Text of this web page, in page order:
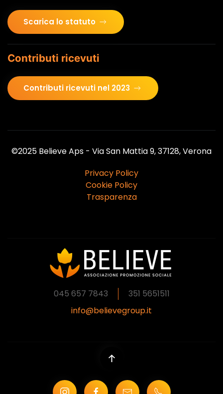
Scarica lo statuto
Contributi ricevuti
Contributi ricevuti nel 2023
©2025 Believe Aps - Via San Mattia 9, 37128, Verona
Privacy Policy
Cookie Policy
Trasparenza
045 657 7843
351 5651511
info@believegroup.it